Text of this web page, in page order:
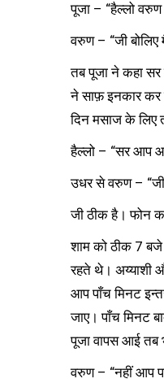
पूजा – “हैल्लो
वरुण – “जी बोलिए
तब पूजा ने कहा सर
ने साफ़ इनकार कर
दिन मसाज के लिए
हैल्लो – “सर आप
उधर से वरुण –
जी ठीक है। फोन
शाम को ठीक 7 बजे
रहते थे। अय्याशी
आप पाँच मिनट
जाए। पाँच मिनट
पूजा वापस आई तब
वरुण – “नहीं आप